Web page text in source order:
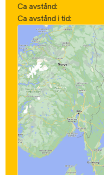
Ca avstånd:
Ca avstånd i tid: